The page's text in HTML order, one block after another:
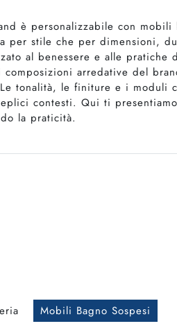
è personalizzabile con
per stile che per dimensioni,
al benessere e alle
arredative del
tonalità, le finiture e i moduli
contesti. Qui ti
la praticità.
Mobili Bagno Sospesi